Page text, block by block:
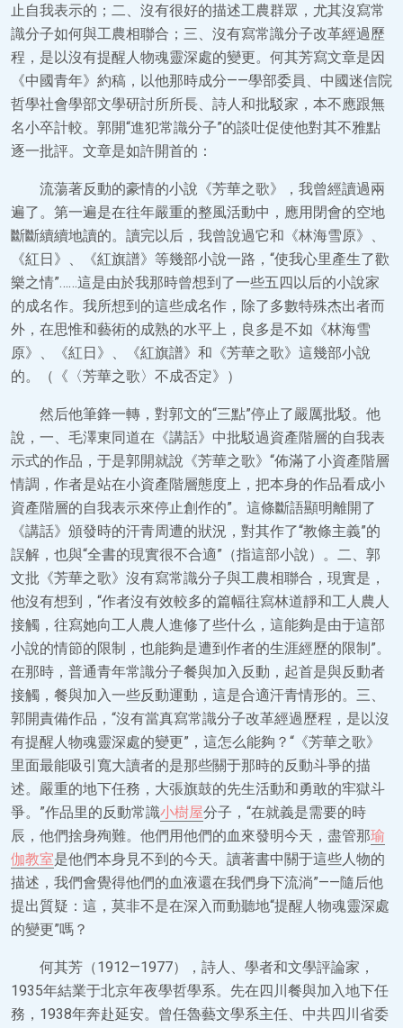
止自我表示的；二、沒有很好的描述工農群眾，尤其沒寫常
識分子如何與工農相聯合；三、沒有寫常識分子改革經過歷
程，是以沒有提醒人物魂靈深處的變更。何其芳寫文章是因
《中國青年》約稿，以他那時成分——學部委員、中國迷信院
哲學社會學部文學研討所所長、詩人和批駁家，本不應跟無
名小卒計較。郭開“進犯常識分子”的談吐促使他對其不雅點
逐一批評。文章是如許開首的：
流蕩著反動的豪情的小說《芳華之歌》，我曾經讀過兩
遍了。第一遍是在往年嚴重的整風活動中，應用閉會的空地
斷斷續續地讀的。讀完以后，我曾說過它和《林海雪原》、
《紅日》、《紅旗譜》等幾部小說一路，“使我心里產生了歡
樂之情”……這是由於我那時曾想到了一些五四以后的小說家
的成名作。我所想到的這些成名作，除了多數特殊杰出者而
外，在思惟和藝術的成熟的水平上，良多是不如《林海雪
原》、《紅日》、《紅旗譜》和《芳華之歌》這幾部小說
的。（《〈芳華之歌〉不成否定》）
然后他筆鋒一轉，對郭文的“三點”停止了嚴厲批駁。他
說，一、毛澤東同道在《講話》中批駁過資產階層的自我表
示式的作品，于是郭開就說《芳華之歌》“佈滿了小資產階層
情調，作者是站在小資產階層態度上，把本身的作品看成小
資產階層的自我表示來停止創作的”。這條斷語顯明離開了
《講話》頒發時的汗青周遭的狀況，對其作了“教條主義”的
誤解，也與“全書的現實很不合適”（指這部小說）。二、郭
文批《芳華之歌》沒有寫常識分子與工農相聯合，現實是，
他沒有想到，“作者沒有效較多的篇幅往寫林道靜和工人農人
接觸，往寫她向工人農人進修了些什么，這能夠是由于這部
小說的情節的限制，也能夠是遭到作者的生涯經歷的限制”。
在那時，普通青年常識分子餐與加入反動，起首是與反動者
接觸，餐與加入一些反動運動，這是合適汗青情形的。三、
郭開責備作品，“沒有當真寫常識分子改革經過歷程，是以沒
有提醒人物魂靈深處的變更”，這怎么能夠？“《芳華之歌》
里面最能吸引寬大讀者的是那些關于那時的反動斗爭的描
述。嚴重的地下任務，大張旗鼓的先生活動和勇敢的牢獄斗
爭。”作品里的反動常識小樹屋分子，“在就義是需要的時
辰，他們捨身殉難。他們用他們的血來發明今天，盡管那瑜
伽教室是他們本身見不到的今天。讀著書中關于這些人物的
描述，我們會覺得他們的血液還在我們身下流淌”——隨后他
提出質疑：這，莫非不是在深入而動聽地“提醒人物魂靈深處
的變更”嗎？
何其芳（1912—1977），詩人、學者和文學評論家，
1935年結業于北京年夜學哲學系。先在四川餐與加入地下任
務，1938年奔赴延安。曾任魯藝文學系主任、中共四川省委